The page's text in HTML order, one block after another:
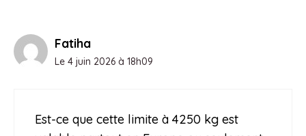
Fatiha
Le 4 juin 2026 à 18h09
Est-ce que cette limite à 4250 kg est